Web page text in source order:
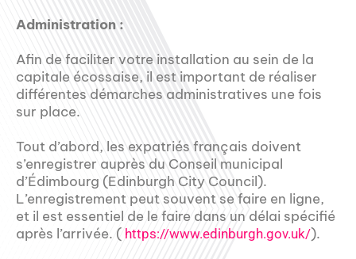
Administration :
Afin de faciliter votre installation au sein de la
capitale écossaise, il est important de réaliser
différentes démarches administratives une fois
sur place.
Tout d’abord, les expatriés français doivent
s’enregistrer auprès du Conseil municipal
d’Édimbourg (Edinburgh City Council).
L’enregistrement peut souvent se faire en ligne,
et il est essentiel de le faire dans un délai spécifié
après l’arrivée. ( https://www.edinburgh.gov.uk/).